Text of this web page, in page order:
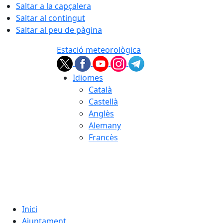
Saltar a la capçalera
Saltar al contingut
Saltar al peu de pàgina
Estació meteorològica
Idiomes
Català
Castellà
Anglès
Alemany
Francès
Inici